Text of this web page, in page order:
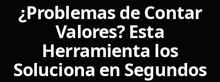
¿Problemas de Contar
Valores? Esta
Herramienta los
Soluciona en Segundos